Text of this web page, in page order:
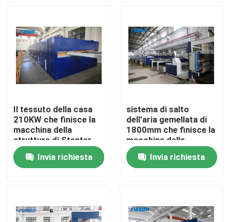
macchina dello stenter del tessuto
Macchina di Stenter dell'aria calda
Macchina di Stenter del tessuto
Asciugatrice del tessuto
Rifinitrice del tessuto
Il tessuto della casa
210KW che finisce la
macchina della
struttura di Stenter
tricotta il tessuto del
filo di orditoInvia richiesta
sistema di salto
dell'aria gemellata di
1800mm che finisce la
macchina della
struttura di Stenter
per i tessuti di cotone
Invia richiesta